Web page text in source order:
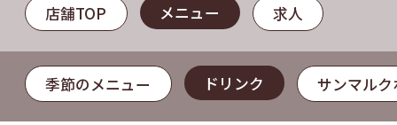
店舗TOP メニュー 求人
季節のメニュー ドリンク サンマル